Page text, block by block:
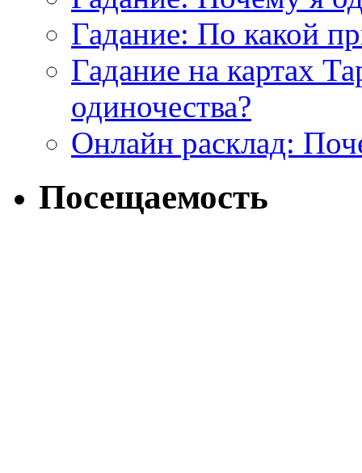
Гадание: По какой
Гадание на картах
одиночества?
Онлайн расклад:
Посещаемость